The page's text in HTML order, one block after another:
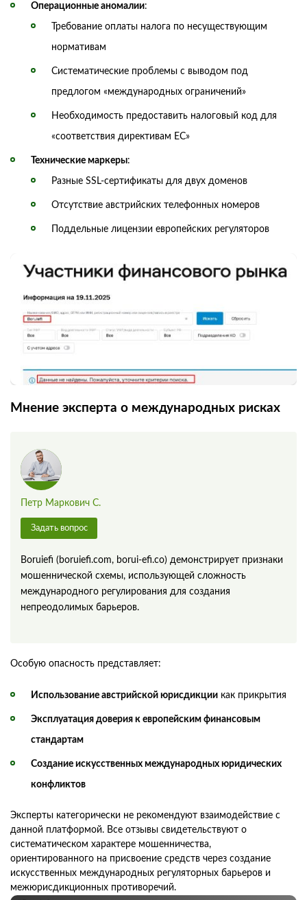
Операционные аномалии:
Требование оплаты налога по несуществующим
нормативам
Систематические проблемы с выводом под
предлогом «международных ограничений»
Необходимость предоставить налоговый код для
«соответствия директивам ЕС»
Технические маркеры:
Разные SSL-сертификаты для двух доменов
Отсутствие австрийских телефонных номеров
Поддельные лицензии европейских регуляторов
Мнение эксперта о международных рисках
Петр Маркович С.
Задать вопрос
Boruiefi (boruiefi.com, borui-efi.co) демонстрирует признаки
мошеннической схемы, использующей сложность
международного регулирования для создания
непреодолимых барьеров.
Особую опасность представляет:
Использование австрийской юрисдикции как прикрытия
Эксплуатация доверия к европейским финансовым
стандартам
Создание искусственных международных юридических
конфликтов
Эксперты категорически не рекомендуют взаимодействие с
данной платформой. Все отзывы свидетельствуют о
систематическом характере мошенничества,
ориентированного на присвоение средств через создание
искусственных международных регуляторных барьеров и
межюрисдикционных противоречий.